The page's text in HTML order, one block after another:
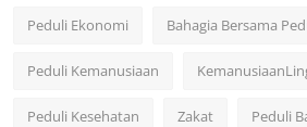
Peduli Ekonomi Bahagia Bersama
Peduli Kemanusiaan
Peduli Kesehatan Zakat Peduli